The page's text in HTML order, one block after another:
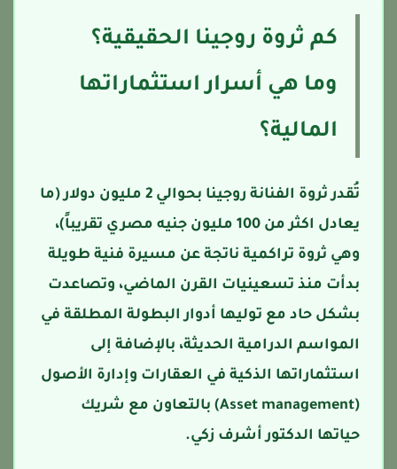
كم ثروة روجينا الحقيقية؟
وما هي أسرار استثماراتها
المالية؟
تُقدر ثروة الفنانة روجينا بحوالي 2 مليون دولار (ما
يعادل اكثر من 100 مليون جنيه مصري تقريباً)،
وهي ثروة تراكمية ناتجة عن مسيرة فنية طويلة
بدأت منذ تسعينيات القرن الماضي، وتصاعدت
بشكل حاد مع توليها أدوار البطولة المطلقة في
المواسم الدرامية الحديثة، بالإضافة إلى
استثماراتها الذكية في العقارات وإدارة الأصول
(Asset management) بالتعاون مع شريك
حياتها الدكتور أشرف زكي.